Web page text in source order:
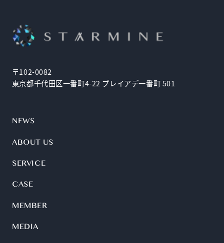
〒102-0082
東京都千代田区一番町4-22 プレイアデ一番町 501
NEWS
ABOUT US
SERVICE
CASE
MEMBER
MEDIA